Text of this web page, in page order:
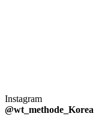
Instagram
@wt_methode_Korea